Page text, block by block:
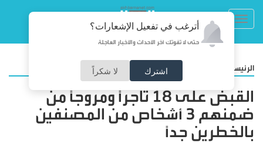
أترغب في تفعيل الإشعارات؟
حتى لا تفوتك آخر الأحداث والأخبار العاجلة
اشترك لا شكراً الرئيسية
القبض على ١٨ تاجراً ومروجاً من
ضمنهم ٣ أشخاص من المصنفين
بالخطرين جداً